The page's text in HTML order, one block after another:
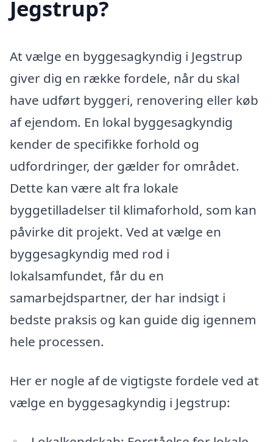
Jegstrup?
At vælge en byggesagkyndig i Jegstrup
giver dig en række fordele, når du skal
have udført byggeri, renovering eller køb
af ejendom. En lokal byggesagkyndig
kender de specifikke forhold og
udfordringer, der gælder for området.
Dette kan være alt fra lokale
byggetilladelser til klimaforhold, som kan
påvirke dit projekt. Ved at vælge en
byggesagkyndig med rod i
lokalsamfundet, får du en
samarbejdspartner, der har indsigt i
bedste praksis og kan guide dig igennem
hele processen.
Her er nogle af de vigtigste fordele ved at
vælge en byggesagkyndig i Jegstrup: